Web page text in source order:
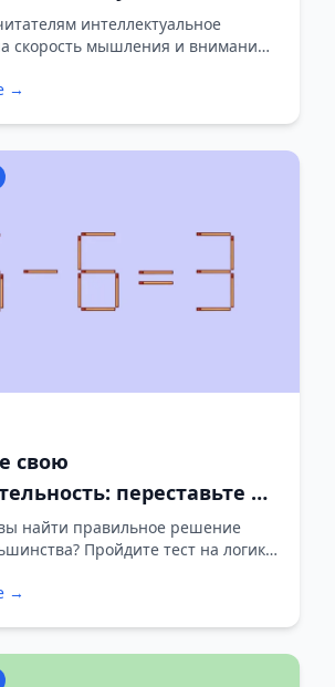
интеллектуальное
скорость мышления и внимание
подхода.
→
свою
переставьте 1
6=3
найти правильное решение
Пройдите тест на логику
→